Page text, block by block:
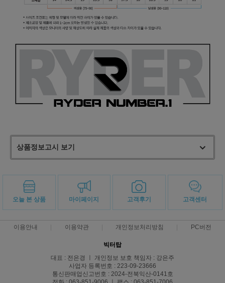
상품정보고시 보기
오늘 본 상품 마이페이지 고객후기 고객센터
이용안내 이용약관 개인정보처리방침 PC버전
빅터탑
대표 : 전은경 ㅣ 개인정보 보호 책임자 : 강은주
사업자 등록번호 : 223-09-23666
통신판매업신고번호 : 2024-전북익산-0141호